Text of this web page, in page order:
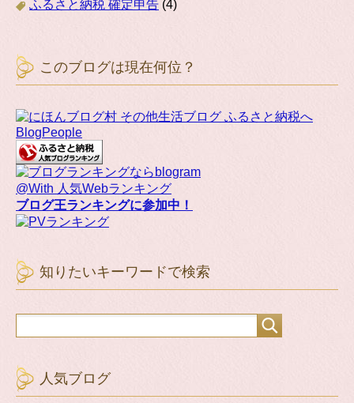
ふるさと納税 確定申告 (4)
このブログは現在何位？
BlogPeople
@With 人気Webランキング
ブログ王ランキングに参加中！
知りたいキーワードで検索
人気ブログ